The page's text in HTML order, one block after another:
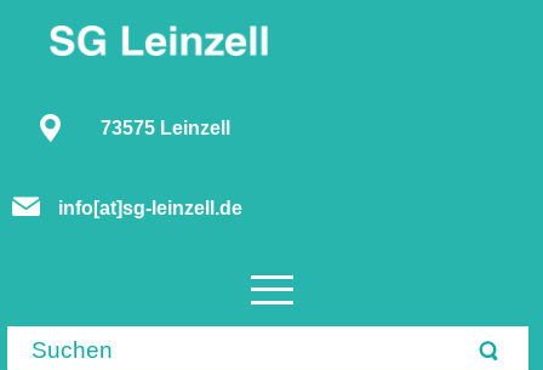
73575 Leinzell
info[at]sg-leinzell.de